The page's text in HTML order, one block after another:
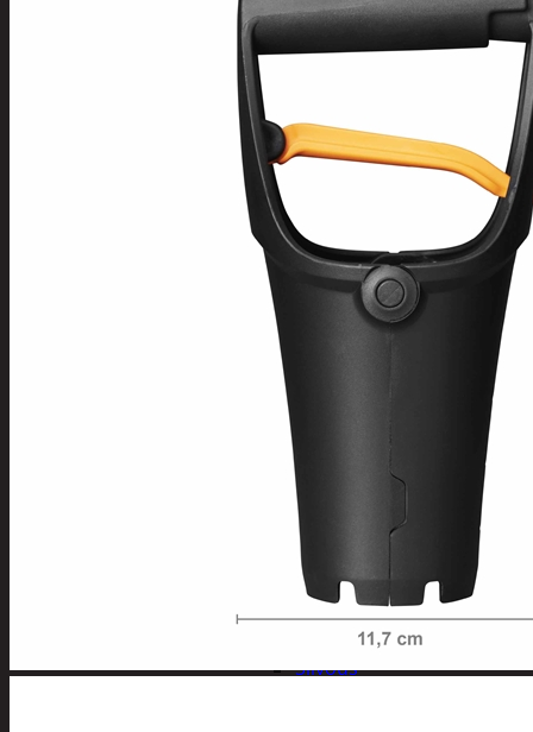
Hammashygienia
Käsivoiteet ja
rasvat
Kynsisakset ja
Pesuharjat ja -
sienet
Shampoot,
hoitaineet ja
Hoitoaineet
Käsisaippuat
Suihkusaippuat
Hyvinvointi
Muu kauneuden ja
terveydenhoito
Pyykinpesu
Kuivaus
Pesuaineet
Pesupussit
Siivous